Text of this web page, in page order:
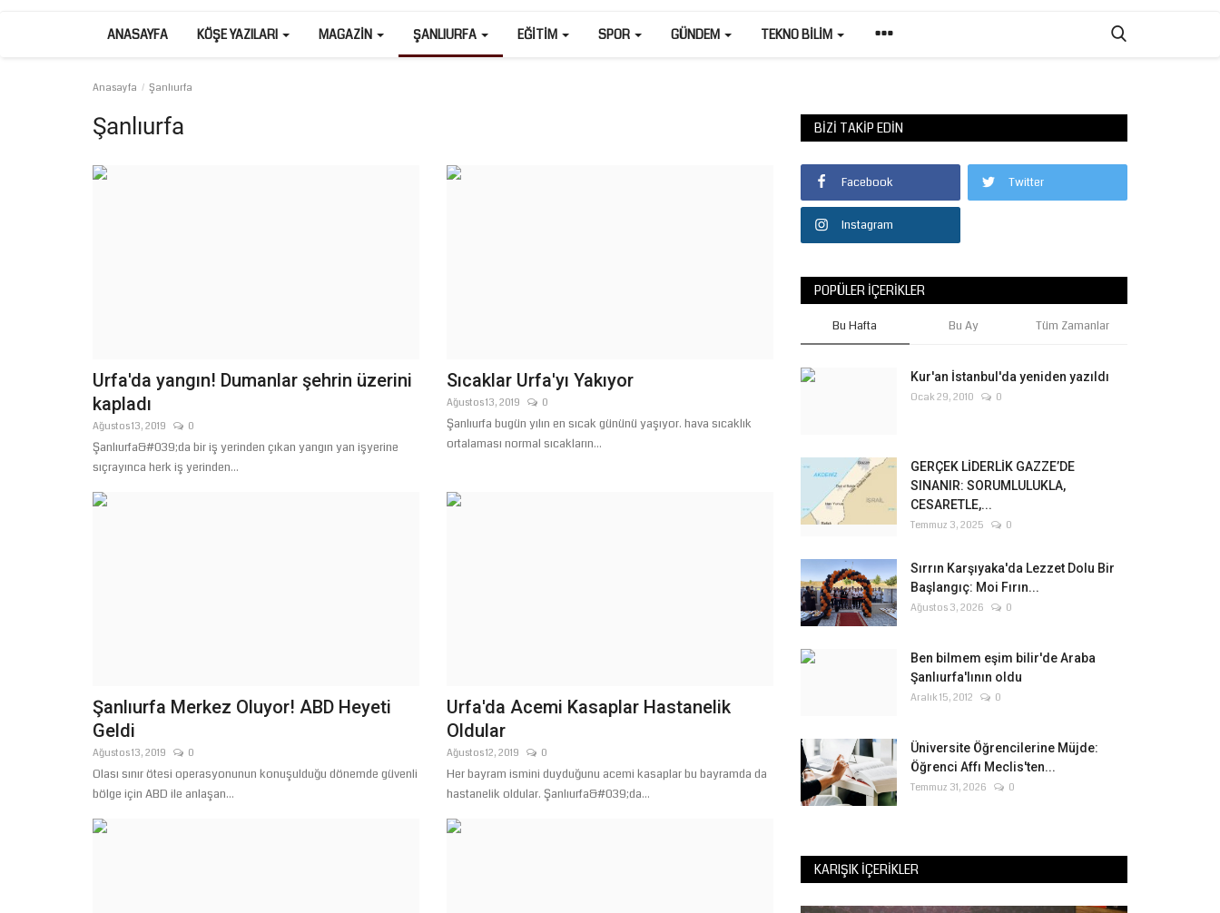
ANASAYFA KÖŞE YAZILARI MAGAZIN ŞANLIURFA EĞITIM SPOR GÜNDEM TEKNO BILIM
Anasayfa Şanlıurfa
Şanlıurfa
Urfa'da yangın! Dumanlar şehrin üzerini
kapladı
Ağustos 13, 2019 0
Şanlıurfa&#039;da bir iş yerinden çıkan yangın yan işyerine
sıçrayınca herk iş yerinden...
Sıcaklar Urfa'yı Yakıyor
Ağustos 13, 2019 0
Şanlıurfa bugün yılın en sıcak gününü yaşıyor. hava sıcaklık
ortalaması normal sıcakların...
Şanlıurfa Merkez Oluyor! ABD Heyeti
Geldi
Ağustos 13, 2019 0
Olası sınır ötesi operasyonunun konuşulduğu dönemde güvenli
bölge için ABD ile anlaşan...
Urfa'da Acemi Kasaplar Hastanelik
Oldular
Ağustos 12, 2019 0
Her bayram ismini duyduğunu acemi kasaplar bu bayramda da
hastanelik oldular. Şanlıurfa&#039;da...
BIZI TAKIP EDIN
Facebook Twitter
Instagram
POPÜLER İÇERIKLER
Bu Hafta Bu Ay Tüm Zamanlar
Kur'an İstanbul'da yeniden yazıldı
Ocak 29, 2010 0
GERÇEK LİDERLİK GAZZE’DE
SINANIR: SORUMLULUKLA,
CESARETLE,...
Temmuz 3, 2025 0
Sırrın Karşıyaka'da Lezzet Dolu Bir
Başlangıç: Moi Fırın...
Ağustos 3, 2026 0
Ben bilmem eşim bilir'de Araba
Şanlıurfa'lının oldu
Aralık 15, 2012 0
Üniversite Öğrencilerine Müjde:
Öğrenci Affı Meclis'ten...
Temmuz 31, 2026 0
KARIŞIK İÇERIKLER